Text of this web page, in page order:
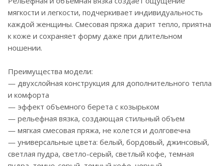
мягкости и легкости, подчеркивает индивидуальность
каждой женщины. Смесовая пряжа дарит тепло, приятна
к коже и сохраняет форму даже при длительном
ношении.
Преимущества модели:
— двухслойная конструкция для дополнительного тепла
и комфорта
— эффект объемного берета с козырьком
— рельефная вязка, создающая стильный объем
— мягкая смесовая пряжа, не колется и долговечна
— универсальные цвета: белый, бордовый, джинсовый,
светлая пудра, светло-серый, светлый кофе, темная